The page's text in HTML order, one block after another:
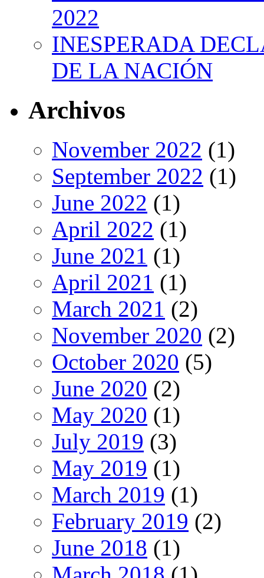
2022
INESPERADA
DE LA NACIÓN
Archivos
November 2022 (1)
September 2022 (1)
June 2022 (1)
April 2022 (1)
June 2021 (1)
April 2021 (1)
March 2021 (2)
November 2020 (2)
October 2020 (5)
June 2020 (2)
May 2020 (1)
July 2019 (3)
May 2019 (1)
March 2019 (1)
February 2019 (2)
June 2018 (1)